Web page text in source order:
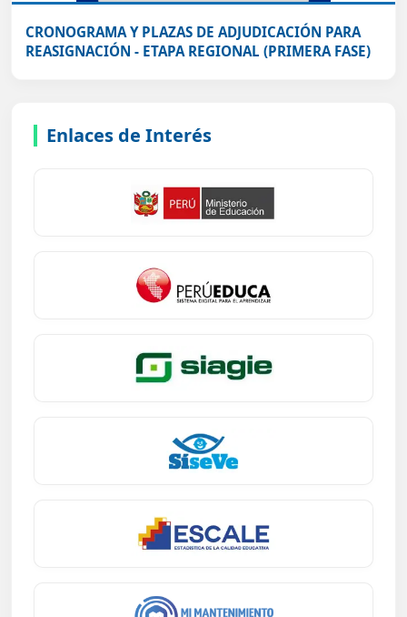
CRONOGRAMA Y PLAZAS DE ADJUDICACIÓN PARA
REASIGNACIÓN - ETAPA REGIONAL (PRIMERA FASE)
Enlaces de Interés